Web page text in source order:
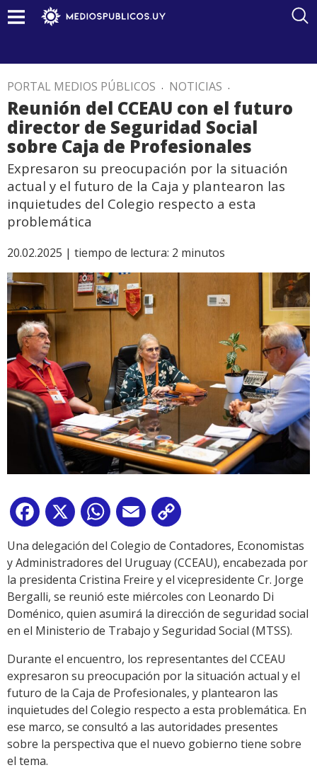
PORTAL MEDIOS PÚBLICOS . NOTICIAS .
Reunión del CCEAU con el futuro
director de Seguridad Social
sobre Caja de Profesionales
Expresaron su preocupación por la situación
actual y el futuro de la Caja y plantearon las
inquietudes del Colegio respecto a esta
problemática
20.02.2025 | tiempo de lectura: 2 minutos
Facebook
X WhatsApp
Email
Link
Una delegación del Colegio de Contadores, Economistas
y Administradores del Uruguay (CCEAU), encabezada por
la presidenta Cristina Freire y el vicepresidente Cr. Jorge
Bergalli, se reunió este miércoles con Leonardo Di
Doménico, quien asumirá la dirección de seguridad social
en el Ministerio de Trabajo y Seguridad Social (MTSS).
Durante el encuentro, los representantes del CCEAU
expresaron su preocupación por la situación actual y el
futuro de la Caja de Profesionales, y plantearon las
inquietudes del Colegio respecto a esta problemática. En
ese marco, se consultó a las autoridades presentes
sobre la perspectiva que el nuevo gobierno tiene sobre
el tema.